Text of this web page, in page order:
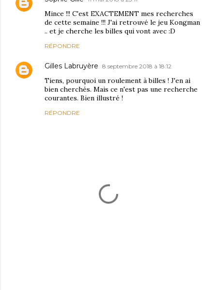
Mince !!! C'est EXACTEMENT mes recherches
de cette semaine !!! J'ai retrouvé le jeu Kongman
.. et je cherche les billes qui vont avec :D
RÉPONDRE
Gilles Labruyère 8 septembre 2018 à 18:12
Tiens, pourquoi un roulement à billes ! J'en ai
bien cherchés. Mais ce n'est pas une recherche
courantes. Bien illustré !
RÉPONDRE